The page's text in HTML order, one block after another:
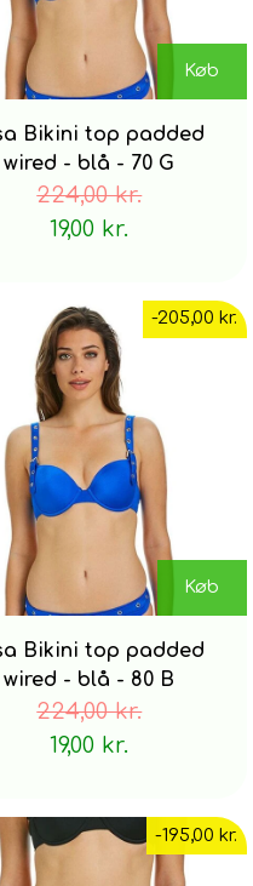
Køb
Bikini top padded
wired - blå - 70 G
224,00 kr.
19,00 kr.
-205,00 kr.
Køb
Bikini top padded
wired - blå - 80 B
224,00 kr.
19,00 kr.
-195,00 kr.